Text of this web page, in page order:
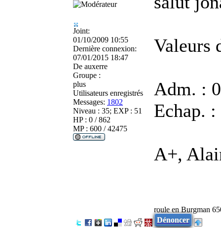
Joint:
01/10/2009 10:55
Dernière connexion:
07/01/2015 18:47
De auxerre
Groupe :
plus
Utilisateurs enregistrés
Messages: 1802
Niveau : 35; EXP : 51
HP : 0 / 862
MP : 600 / 42475
Valeurs
Adm. :
Echap.
A+,
roule en Burgman
Dénoncer